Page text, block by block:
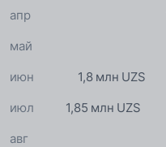
апр
май
1,8 млн UZS
июн
1,85 млн UZS
июл
авг